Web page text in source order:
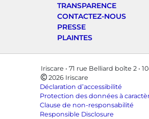
TRANSPARENCE
CONTACTEZ-NOUS
PRESSE
PLAINTES
Iriscare • 71 rue Belliard boîte 2 •
2026 Iriscare
Déclaration d’accessibilité
Protection des données à
Clause de non-responsabilité
Responsible Disclosure